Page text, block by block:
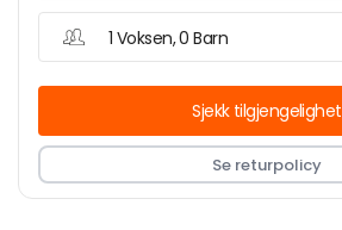
1 Voksen, 0 Barn
Sjekk tilgjengelighet
Se returpolicy